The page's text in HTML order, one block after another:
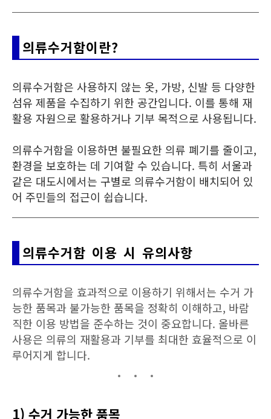
의류수거함이란?
의류수거함은 사용하지 않는 옷, 가방, 신발 등 다양한
섬유 제품을 수집하기 위한 공간입니다. 이를 통해 재
활용 자원으로 활용하거나 기부 목적으로 사용됩니다.
의류수거함을 이용하면 불필요한 의류 폐기를 줄이고,
환경을 보호하는 데 기여할 수 있습니다. 특히 서울과
같은 대도시에서는 구별로 의류수거함이 배치되어 있
어 주민들의 접근이 쉽습니다.
의류수거함 이용 시 유의사항
의류수거함을 효과적으로 이용하기 위해서는 수거 가
능한 품목과 불가능한 품목을 정확히 이해하고, 바람
직한 이용 방법을 준수하는 것이 중요합니다. 올바른
사용은 의류의 재활용과 기부를 최대한 효율적으로 이
루어지게 합니다.
1) 수거 가능한 품목